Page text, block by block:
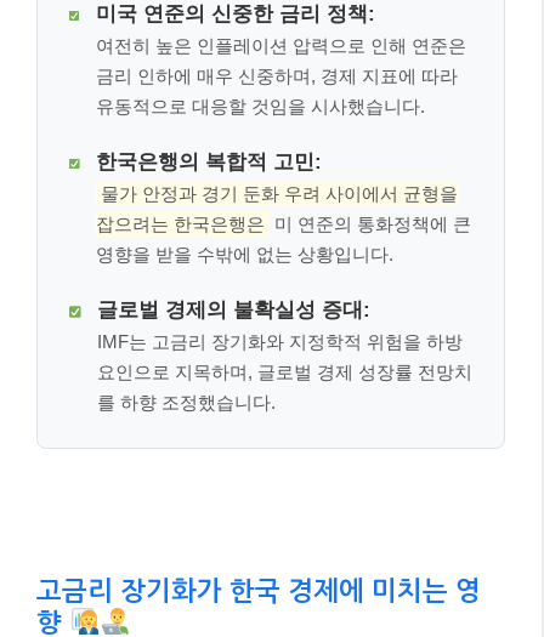
미국 연준의 신중한 금리 정책:
여전히 높은 인플레이션 압력으로 인해 연준은
금리 인하에 매우 신중하며, 경제 지표에 따라
유동적으로 대응할 것임을 시사했습니다.
한국은행의 복합적 고민:
물가 안정과 경기 둔화 우려 사이에서 균형을
잡으려는 한국은행은 미 연준의 통화정책에 큰
영향을 받을 수밖에 없는 상황입니다.
글로벌 경제의 불확실성 증대:
IMF는 고금리 장기화와 지정학적 위험을 하방
요인으로 지목하며, 글로벌 경제 성장률 전망치
를 하향 조정했습니다.
고금리 장기화가 한국 경제에 미치는 영
향